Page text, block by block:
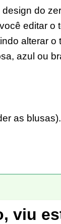
do
editar o
alterar
azul ou
as
viu